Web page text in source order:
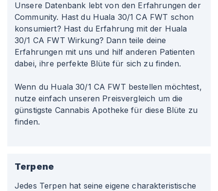
Unsere Datenbank lebt von den Erfahrungen der
Community. Hast du Huala 30/1 CA FWT schon
konsumiert? Hast du Erfahrung mit der Huala
30/1 CA FWT Wirkung? Dann teile deine
Erfahrungen mit uns und hilf anderen Patienten
dabei, ihre perfekte Blüte für sich zu finden.
Wenn du Huala 30/1 CA FWT bestellen möchtest,
nutze einfach unseren Preisvergleich um die
günstigste Cannabis Apotheke für diese Blüte zu
finden.
Terpene
Jedes Terpen hat seine eigene charakteristische